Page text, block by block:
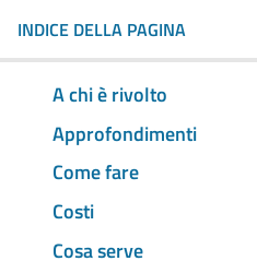
INDICE DELLA PAGINA
A chi è rivolto
Approfondimenti
Come fare
Costi
Cosa serve